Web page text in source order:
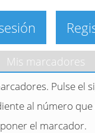
Mis marcadores
Pulse el
al número
el marcador.